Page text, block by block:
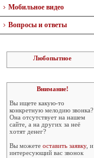
Мобильное видео
Вопросы и ответы
Любопытное
Внимание!
Вы ищете какую-то
конкретную мелодию звонка?
Она отсутствует на нашем
сайте, а на других за неё
хотят денег?
Вы можете оставить заявку, и
интересующий вас звонок